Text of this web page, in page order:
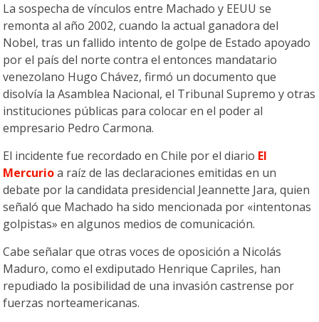
La sospecha de vínculos entre Machado y EEUU se
remonta al año 2002, cuando la actual ganadora del
Nobel, tras un fallido intento de golpe de Estado apoyado
por el país del norte contra el entonces mandatario
venezolano Hugo Chávez, firmó un documento que
disolvía la Asamblea Nacional, el Tribunal Supremo y otras
instituciones públicas para colocar en el poder al
empresario Pedro Carmona.
El incidente fue recordado en Chile por el diario El
Mercurioa raíz de las declaraciones emitidas en un
debate por la candidata presidencial Jeannette Jara, quien
señaló que Machado ha sido mencionada por «intentonas
golpistas» en algunos medios de comunicación.
Cabe señalar que otras voces de oposición a Nicolás
Maduro, como el exdiputado Henrique Capriles, han
repudiado la posibilidad de una invasión castrense por
fuerzas norteamericanas.